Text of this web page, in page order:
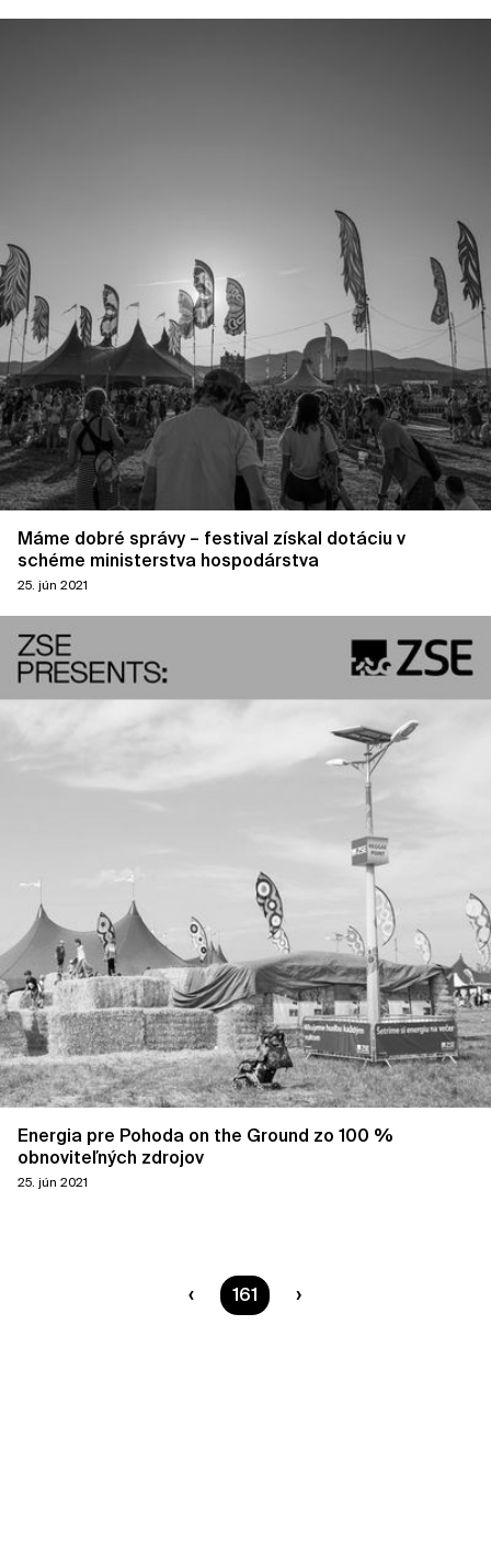
Máme dobré správy – festival získal dotáciu v
schéme ministerstva hospodárstva
25. jún 2021
Energia pre Pohoda on the Ground zo 100 %
obnoviteľných zdrojov
25. jún 2021
Ste na strane
161